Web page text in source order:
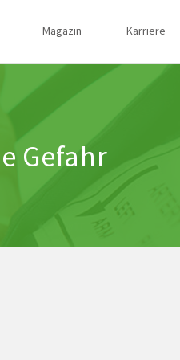
Magazin Karriere
Gefahr